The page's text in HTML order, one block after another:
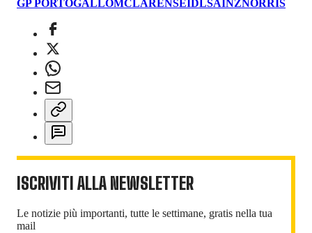
GP PORTOGALLOMCLARENSEIDLSAINZNORRIS
ISCRIVITI ALLA NEWSLETTER
Le notizie più importanti, tutte le settimane, gratis nella tua
mail